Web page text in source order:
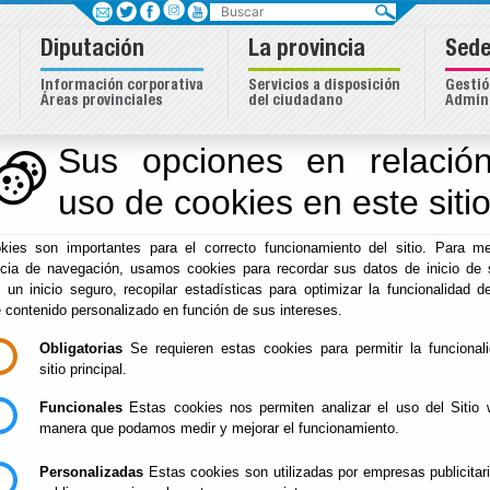
Sus opciones en
uso de cookies en este sitio
son importantes para el correcto funcionamiento del sitio. Para
de navegación, usamos cookies para recordar sus datos de inicio de
un inicio seguro, recopilar estadísticas para optimizar la funcionalidad
contenido personalizado en función de sus intereses.
Obligatorias Se requieren estas cookies para permitir la
sitio principal.
Funcionales Estas cookies nos permiten analizar el uso del Sitio
manera que podamos medir y mejorar el funcionamiento.
Personalizadas Estas cookies son utilizadas por empresas
Inicio - Iniciativas Europeas - Boletín de la Red de
Boletín de la Red de
Europea de Andalucía
2025
Boletín de la Red de Información Europea de
Boletín de la Red de Información Europea de
Buscar
Diputación
Información corporativa
Áreas provinciales
La provincia
Servicios a disposición
del ciudadano